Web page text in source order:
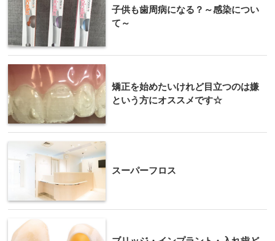
子供も歯周病になる？～感染につい
て～
矯正を始めたいけれど目立つのは嫌
という方にオススメです☆
スーパーフロス